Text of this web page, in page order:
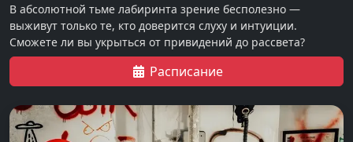
В абсолютной тьме лабиринта зрение бесполезно —
выживут только те, кто доверится слуху и интуиции.
Сможете ли вы укрыться от привидений до рассвета?
Расписание